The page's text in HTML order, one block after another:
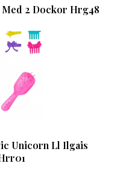
2 Dockor Hrg48
Unicorn Ll Ilgais